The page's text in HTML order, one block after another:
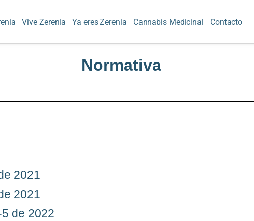
Vive Zerenia Ya eres Zerenia Cannabis Medicinal Contacto
Normativa
2021
2021
de 2022